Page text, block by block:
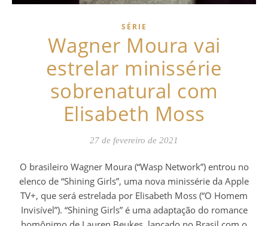
SÉRIE
Wagner Moura vai
estrelar minissérie
sobrenatural com
Elisabeth Moss
27 de fevereiro de 2021
O brasileiro Wagner Moura (“Wasp Network”) entrou no
elenco de “Shining Girls”, uma nova minissérie da Apple
TV+, que será estrelada por Elisabeth Moss (“O Homem
Invisível”). “Shining Girls” é uma adaptação do romance